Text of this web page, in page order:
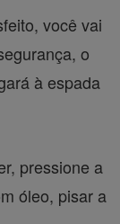
você vai
o
à espada
pressione a
óleo, pisar a